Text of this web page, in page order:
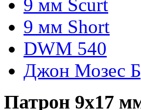
9 мм Scurt
9 мм Short
DWM 540
Джон Мозес
Патрон 9х17